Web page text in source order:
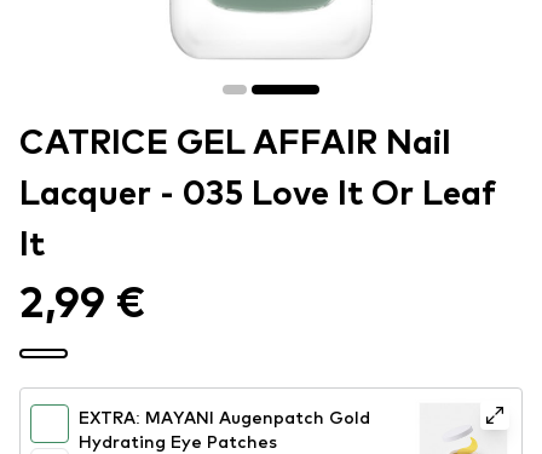
CATRICE GEL AFFAIR Nail
Lacquer - 035 Love It Or Leaf
It
2,99 €
EXTRA: MAYANI Augenpatch Gold
Hydrating Eye Patches